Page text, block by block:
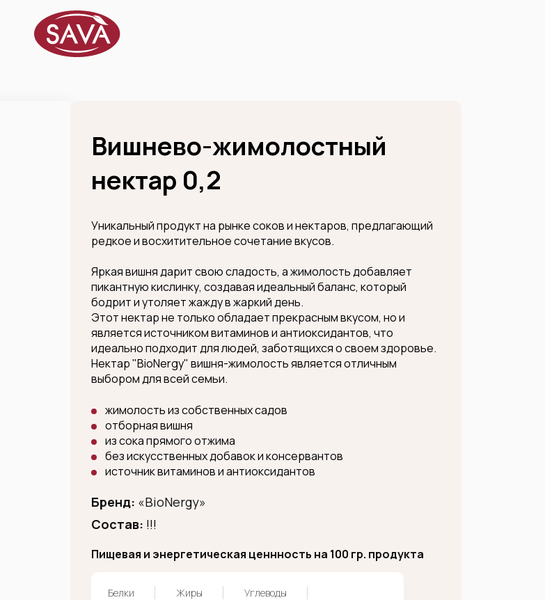
Вишнево-жимолостный
нектар 0,2
Уникальный продукт на рынке соков и нектаров, предлагающий
редкое и восхитительное сочетание вкусов.
Яркая вишня дарит свою сладость, а жимолость добавляет
пикантную кислинку, создавая идеальный баланс, который
бодрит и утоляет жажду в жаркий день.
Этот нектар не только обладает прекрасным вкусом, но и
является источником витаминов и антиоксидантов, что
идеально подходит для людей, заботящихся о своем здоровье.
Нектар "BioNergy" вишня-жимолость является отличным
выбором для всей семьи.
жимолость из собственных садов
отборная вишня
из сока прямого отжима
без искусственных добавок и консервантов
источник витаминов и антиоксидантов
Бренд: «BioNergy»
Состав: !!!
Пищевая и энергетическая ценнность на 100 гр. продукта
Белки Жиры Углеводы